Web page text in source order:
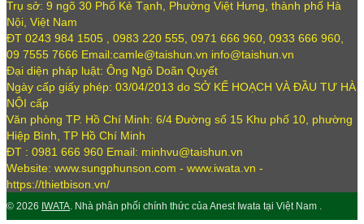
Trụ sở: 9 ngõ 30 Phố Kẻ Tạnh, Phường Việt Hưng, thành phố Hà
Nội, Việt Nam
ĐT 0243 984 1505 , 0983 220 555, 0971 666 960, 0933 666 960,
09 7555 7666 Email:camle@taishun.vn info@taishun.vn
Đại diện pháp luật: Ông Ngô Doãn Quyết
Ngày cấp giấy phép: 03/04/2013 do SỞ KẾ HOẠCH VÀ ĐẦU TƯ HÀ
NỘI cấp
Văn phòng TP. Hồ Chí Minh: 6/4 Đường số 15 Khu phố 10, phường
Hiệp Bình, TP Hồ Chí Minh
ĐT : 0981 666 960 Email: minhvu@taishun.vn
Website: www.sungphunson.com - www.iwata.vn -
https://thietbison.vn/
© 2026 IWATA. Nhà phân phối chính thức của Anest Iwata tại Việt Nam .